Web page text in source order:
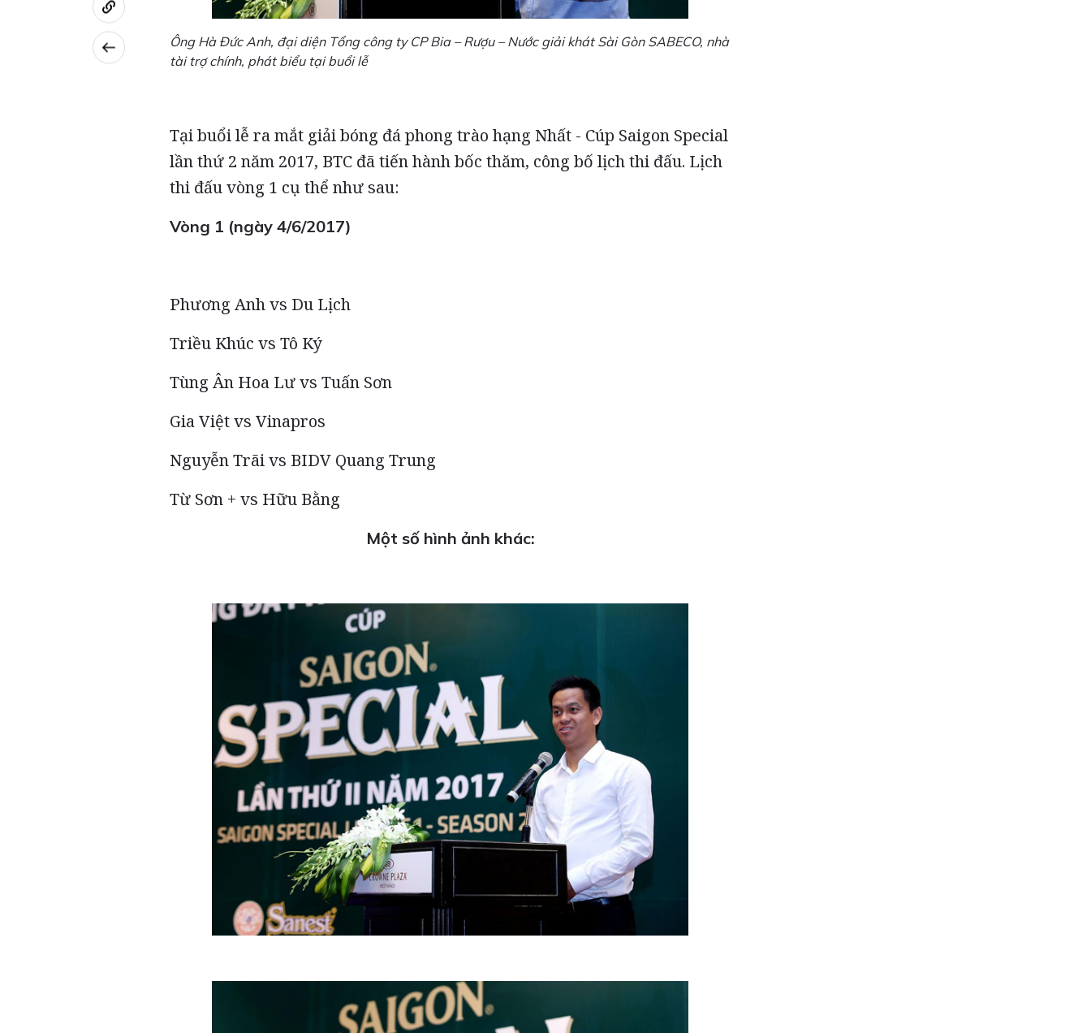
Ông Hà Đức Anh, đại diện Tổng công ty CP Bia – Rượu – Nước giải khát Sài Gòn SABECO, nhà
tài trợ chính, phát biểu tại buổi lễ
Tại buổi lễ ra mắt giải bóng đá phong trào hạng Nhất - Cúp Saigon Special
lần thứ 2 năm 2017, BTC đã tiến hành bốc thăm, công bố lịch thi đấu. Lịch
thi đấu vòng 1 cụ thể như sau:
Vòng 1 (ngày 4/6/2017)
Phương Anh vs Du Lịch
Triều Khúc vs Tô Ký
Tùng Ân Hoa Lư vs Tuấn Sơn
Gia Việt vs Vinapros
Nguyễn Trãi vs BIDV Quang Trung
Từ Sơn + vs Hữu Bằng
Một số hình ảnh khác: